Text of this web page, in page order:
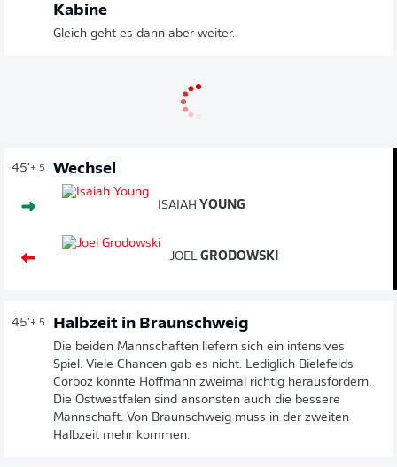
Kabine
Gleich geht es dann aber weiter.
45'+ 5 Wechsel
ISAIAH YOUNG
JOEL GRODOWSKI
45'+ 5 Halbzeit in Braunschweig
Die beiden Mannschaften liefern sich ein intensives
Spiel. Viele Chancen gab es nicht. Lediglich Bielefelds
Corboz konnte Hoffmann zweimal richtig herausfordern.
Die Ostwestfalen sind ansonsten auch die bessere
Mannschaft. Von Braunschweig muss in der zweiten
Halbzeit mehr kommen.